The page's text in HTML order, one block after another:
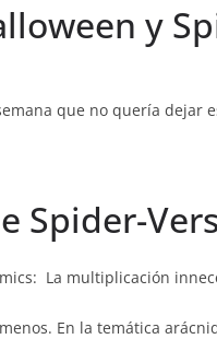
y
que no quería dejar
Spider-
La multiplicación
En la temática